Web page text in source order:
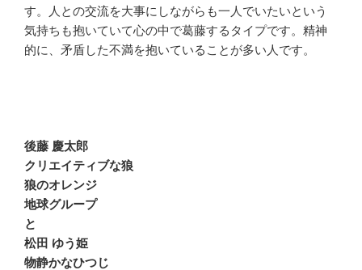
す。人との交流を大事にしながらも一人でいたいという
気持ちも抱いていて心の中で葛藤するタイプです。精神
的に、矛盾した不満を抱いていることが多い人です。
後藤 慶太郎
クリエイティブな狼
狼のオレンジ
地球グループ
と
松田 ゆう姫
物静かなひつじ